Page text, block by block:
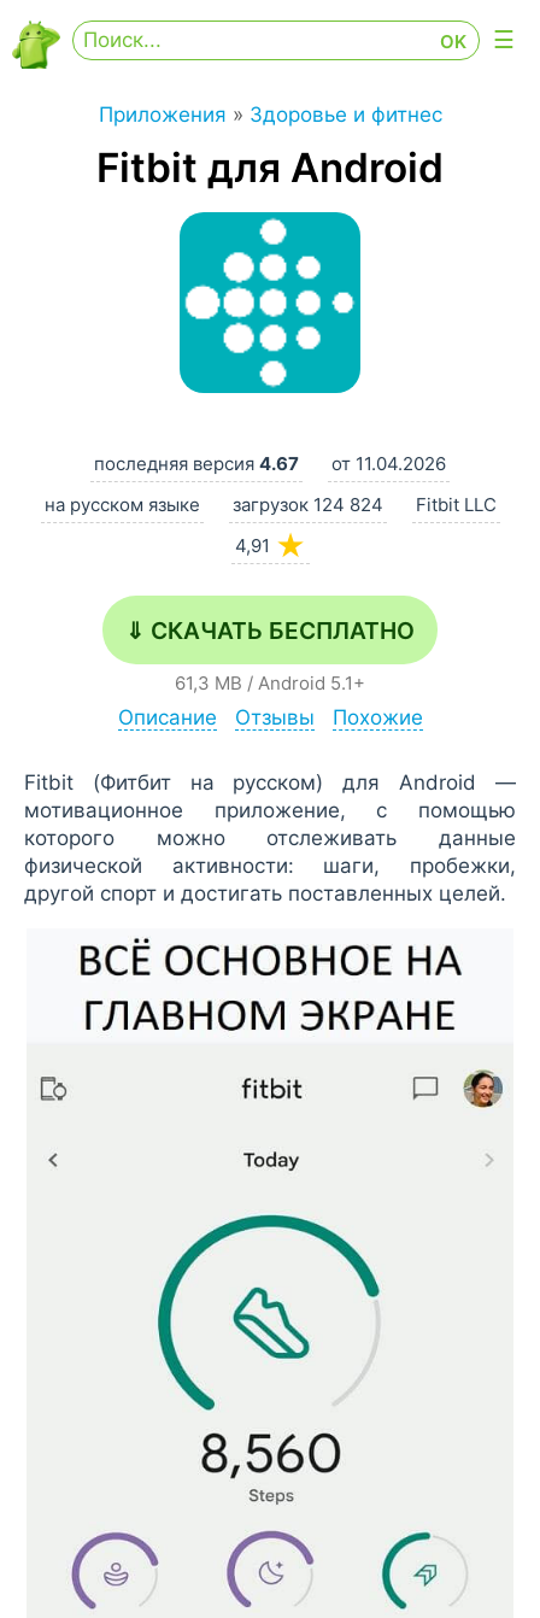
Приложения » Здоровье и фитнес
Fitbit для Android
последняя версия 4.67
от 11.04.2026
на русском языке
загрузок 124 824
Fitbit LLC
4,91 ★
⇓ СКАЧАТЬ БЕСПЛАТНО
61,3 MB / Android 5.1+
Описание Отзывы Похожие
Fitbit (Фитбит на русском) для Android —
мотивационное приложение, с помощью
которого можно отслеживать данные
физической активности: шаги, пробежки,
другой спорт и достигать поставленных целей.